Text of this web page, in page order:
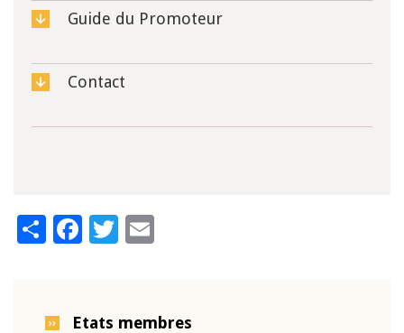
Guide du Promoteur
Contact
ShareFacebook
Twitter
Etats membres